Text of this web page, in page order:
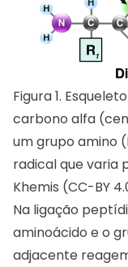
Figura 1.
carbono alfa
um grupo amino
radical que varia
Khemis (CC-BY
Na ligação
aminoácido e o
adjacente